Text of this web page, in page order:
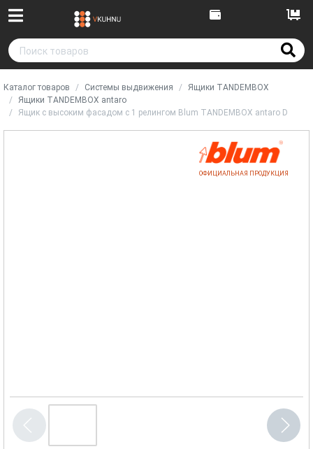
Каталог товаров Системы выдвижения
Ящики TANDEMBOX
Ящики TANDEMBOX antaro
Ящик с высоким фасадом с 1 релингом Blum TANDEMBOX antaro D
ОФИЦИАЛЬНАЯ ПРОДУКЦИЯ